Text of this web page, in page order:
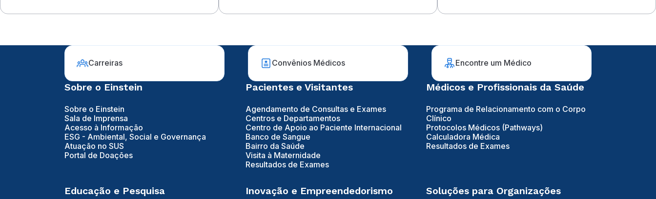
Carreiras Convênios Médicos Encontre um Médico
Sobre o Einstein
Sobre o Einstein
Sala de Imprensa
Acesso à Informação
ESG - Ambiental, Social e Governança
Atuação no SUS
Portal de Doações
Pacientes e Visitantes
Agendamento de Consultas e Exames
Centros e Departamentos
Centro de Apoio ao Paciente Internacional
Banco de Sangue
Bairro da Saúde
Visita à Maternidade
Resultados de Exames
Médicos e Profissionais da Saúde
Programa de Relacionamento com o Corpo
Clínico
Protocolos Médicos (Pathways)
Calculadora Médica
Resultados de Exames
Educação e Pesquisa Inovação e Empreendedorismo Soluções para Organizações